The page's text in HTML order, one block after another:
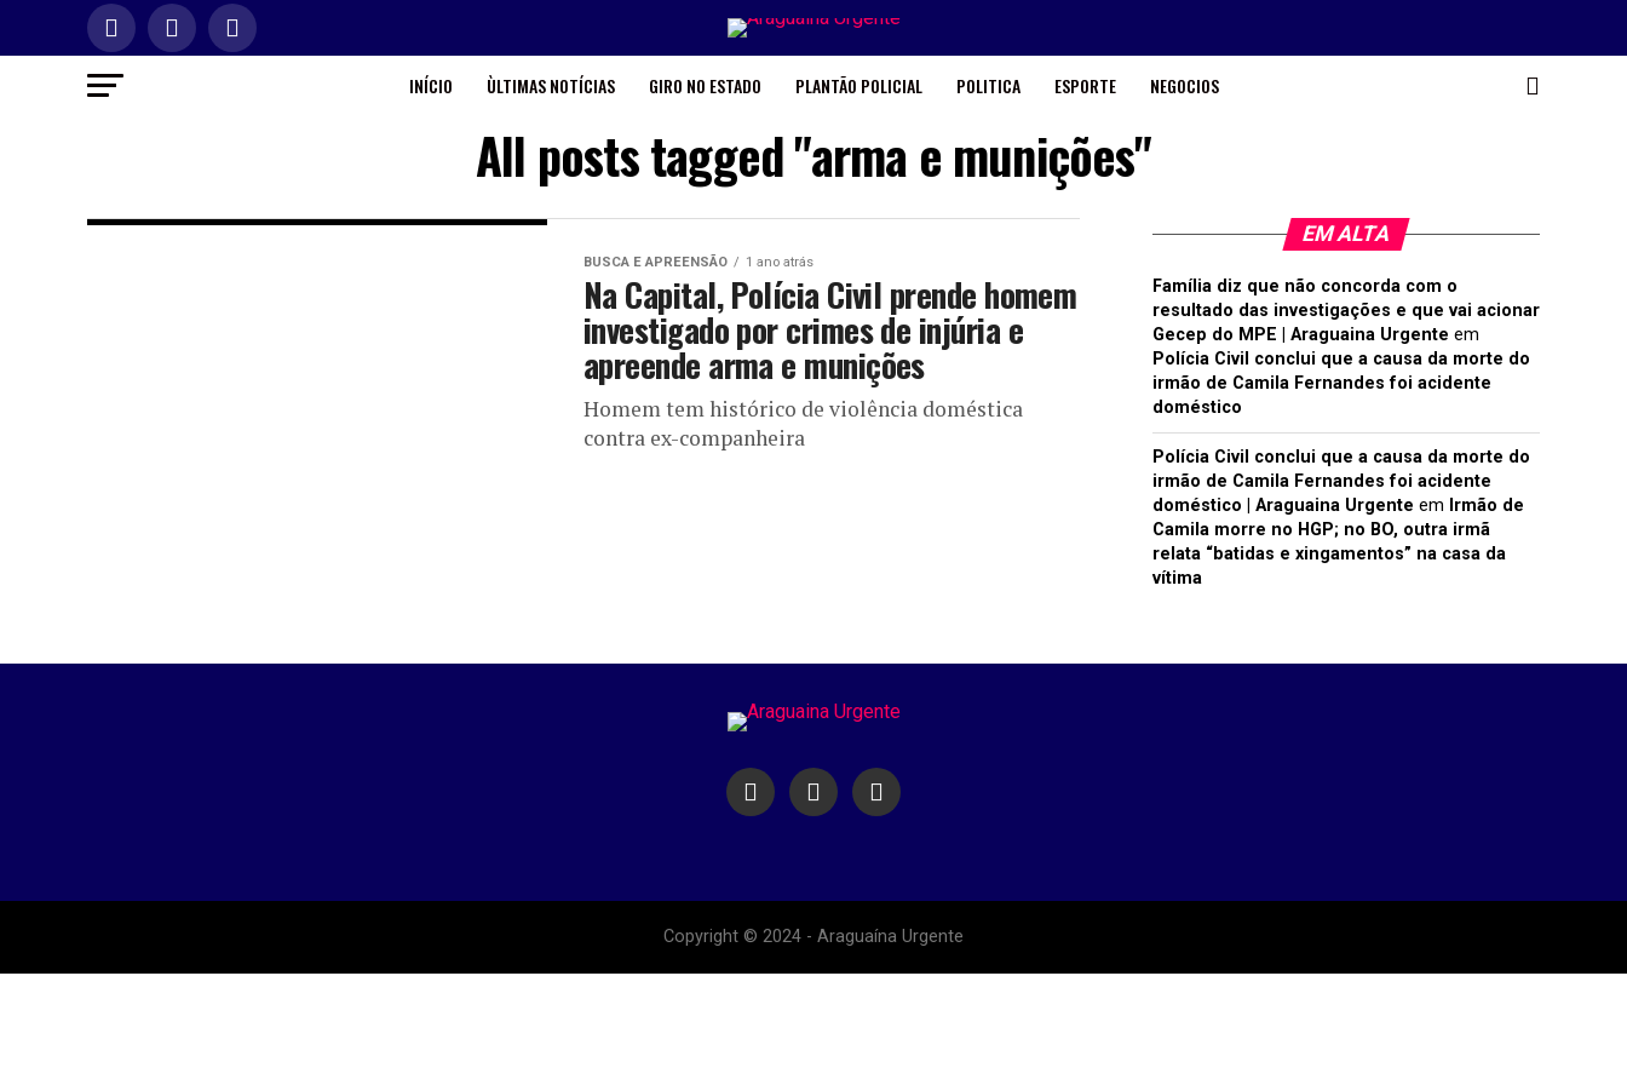
INÍCIO ÙLTIMAS NOTÍCIAS GIRO NO ESTADO PLANTÃO POLICIAL POLITICA ESPORTE NEGOCIOS
All posts tagged "arma e munições"
BUSCA E APREENSÃO 1 ano atrás
Na Capital, Polícia Civil prende homem
investigado por crimes de injúria e
apreende arma e munições
Homem tem histórico de violência doméstica
contra ex-companheira
EM ALTA
Família diz que não concorda com o
resultado das investigações e que vai acionar
Gecep do MPE | Araguaina Urgente em
Polícia Civil conclui que a causa da morte do
irmão de Camila Fernandes foi acidente
doméstico
Polícia Civil conclui que a causa da morte do
irmão de Camila Fernandes foi acidente
doméstico | Araguaina Urgente em Irmão de
Camila morre no HGP; no BO, outra irmã
relata “batidas e xingamentos” na casa da
vítima
Copyright © 2024 - Araguaína Urgente